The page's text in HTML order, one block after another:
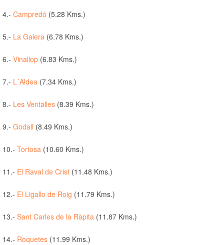
4.- Campredó (5.28 Kms.)
5.- La Galera (6.78 Kms.)
6.- Vinallop (6.83 Kms.)
7.- L´Aldea (7.34 Kms.)
8.- Les Ventalles (8.39 Kms.)
9.- Godall (8.49 Kms.)
10.- Tortosa (10.60 Kms.)
11.- El Raval de Crist (11.48 Kms.)
12.- El Ligallo de Roig (11.79 Kms.)
13.- Sant Carles de la Ràpita (11.87 Kms.)
14.- Roquetes (11.99 Kms.)